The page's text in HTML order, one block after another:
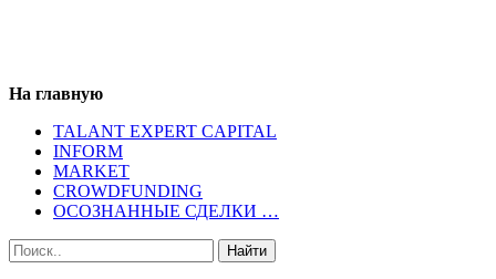
На главную
TALANT EXPERT CAPITAL
INFORM
MARKET
CROWDFUNDING
ОСОЗНАННЫЕ СДЕЛКИ …